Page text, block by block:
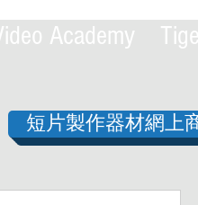
Academy
短片製作器材網上